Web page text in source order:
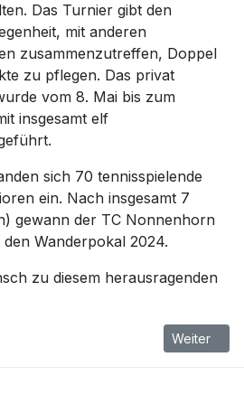
Das Turnier gibt den
mit anderen
zusammenzutreffen, Doppel
zu pflegen. Das privat
vom 8. Mai bis zum
insgesamt elf
sich 70 tennisspielende
ein. Nach insgesamt 7
gewann der TC Nonnenhorn
Wanderpokal 2024.
zu diesem herausragenden
Feier Nächster
Weiter